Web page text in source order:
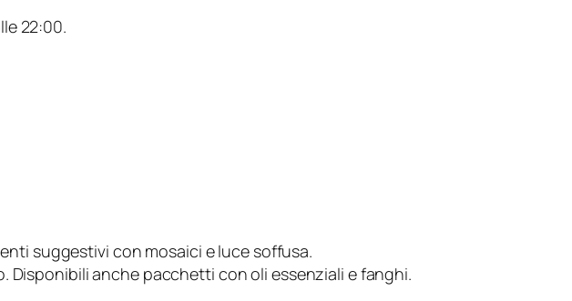
22:00.
suggestivi con mosaici e luce soffusa.
Disponibili anche pacchetti con oli essenziali e fanghi.